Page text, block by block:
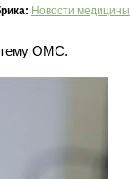
Новости медицины
ОМС.